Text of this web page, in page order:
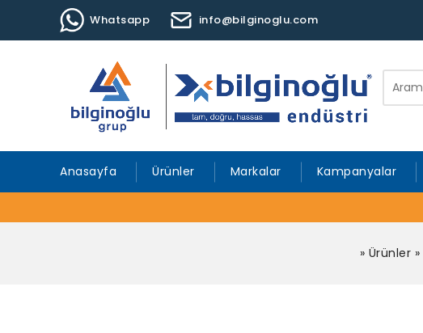
Whatsapp info@bilginoglu.com
Anasayfa Ürünler Markalar Kampanyalar
» Ürünler »